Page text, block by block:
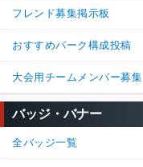
フレンド募集掲示板
おすすめパーク構成投稿
大会用チームメンバー募集
バッジ・バナー
全バッジ一覧